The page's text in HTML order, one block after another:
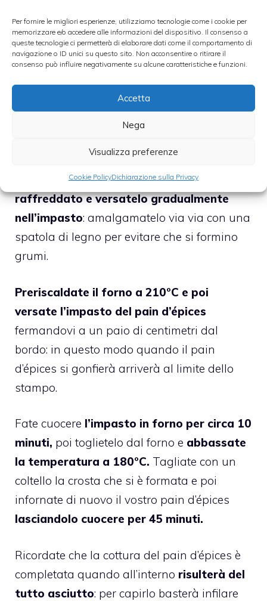
Per fornire le migliori esperienze, utilizziamo tecnologie come i cookie per
memorizzare e/o accedere alle informazioni del dispositivo. Il consenso a
queste tecnologie ci permetterà di elaborare dati come il comportamento di
navigazione o ID unici su questo sito. Non acconsentire o ritirare il
consenso può influire negativamente su alcune caratteristiche e funzioni.
Accetta
Nega
Visualizza preferenze
Cookie PolicyDichiarazione sulla Privacy
rigirando lo stampo.
Grattugiate la scorza dell’arancia e del
limone(rigorosamente non trattati)
all’interno di una recipiente e
le farine, il lievito e le
Adesso riprendete illiquido speziato e
raffreddato e versatelo gradualmente
nell’impasto: amalgamatelo via via con una
spatola di legno per evitare che si formino
grumi.
Preriscaldate il forno a 210°C e poi
versate l’impasto del pain d’épices
fermandovi a un paio di centimetri dal
bordo: in questo modo quando il pain
d’épices si gonfierà arriverà al limite dello
stampo.
Fate cuocere l’impasto in forno per circa 10
minuti, poi toglietelo dal forno e abbassate
la temperatura a 180°C. Tagliate con un
coltello la crosta che si è formata e poi
infornate di nuovo il vostro pain d’épices
lasciandolo cuocere per 45 minuti.
Ricordate che la cottura del pain d’épices è
completata quando all’interno risulterà del
tutto asciutto: per capirlo basterà infilare